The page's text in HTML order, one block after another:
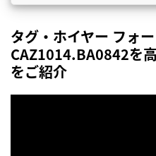
タグ・ホイヤー フォ
CAZ1014.BA0842を
をご紹介